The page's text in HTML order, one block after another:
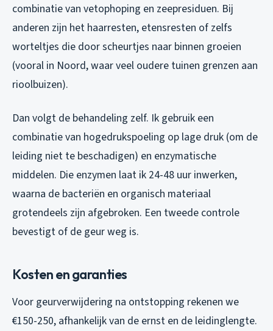
combinatie van vetophoping en zeepresiduen. Bij
anderen zijn het haarresten, etensresten of zelfs
worteltjes die door scheurtjes naar binnen groeien
(vooral in Noord, waar veel oudere tuinen grenzen aan
rioolbuizen).
Dan volgt de behandeling zelf. Ik gebruik een
combinatie van hogedrukspoeling op lage druk (om de
leiding niet te beschadigen) en enzymatische
middelen. Die enzymen laat ik 24-48 uur inwerken,
waarna de bacteriën en organisch materiaal
grotendeels zijn afgebroken. Een tweede controle
bevestigt of de geur weg is.
Kosten en garanties
Voor geurverwijdering na ontstopping rekenen we
€150-250, afhankelijk van de ernst en de leidinglengte.